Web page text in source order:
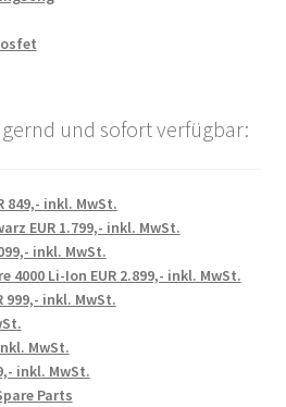
und sofort verfügbar:
849,- inkl. MwSt.
EUR 1.799,- inkl. MwSt.
inkl. MwSt.
4000 Li-Ion EUR 2.899,- inkl. MwSt.
999,- inkl. MwSt.
MwSt.
inkl. MwSt.
Parts